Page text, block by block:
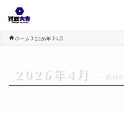
ホーム 2026年 4月
2026年4月 – date –